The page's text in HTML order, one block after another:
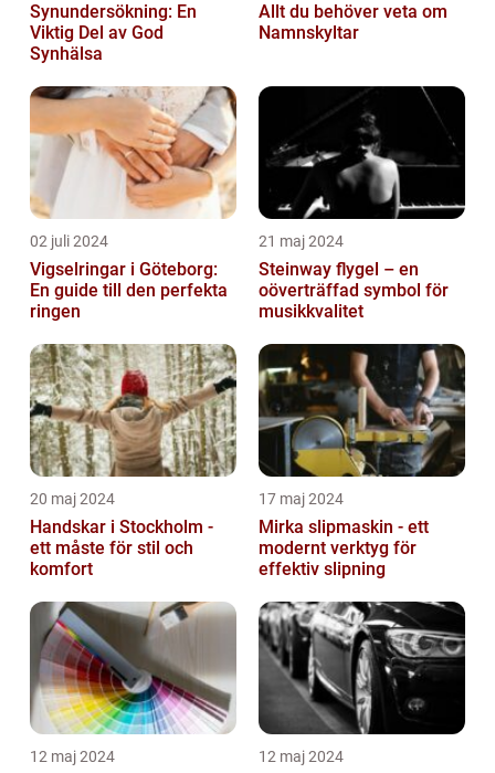
Synundersökning: En
Viktig Del av God
Synhälsa
Allt du behöver veta om
Namnskyltar
02 juli 2024
Vigselringar i Göteborg:
En guide till den perfekta
ringen
21 maj 2024
Steinway flygel – en
oöverträffad symbol för
musikkvalitet
20 maj 2024
Handskar i Stockholm -
ett måste för stil och
komfort
17 maj 2024
Mirka slipmaskin - ett
modernt verktyg för
effektiv slipning
12 maj 2024 12 maj 2024